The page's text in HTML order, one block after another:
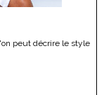
peut décrire le style